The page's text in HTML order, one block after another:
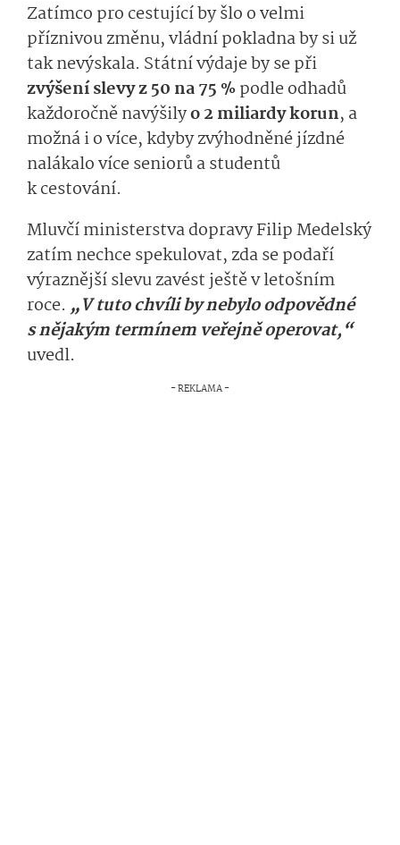
Zatímco pro cestující by šlo o velmi
příznivou změnu, vládní pokladna by si už
tak nevýskala. Státní výdaje by se při
zvýšení slevy z 50 na 75 %podle odhadů
každoročně navýšilyo 2 miliardy korun, a
možná i o více, kdyby zvýhodněné jízdné
nalákalo více seniorů a studentů
k cestování.
Mluvčí ministerstva dopravy Filip Medelský
zatím nechce spekulovat, zda se podaří
výraznější slevu zavést ještě v letošním
roce. „V tuto chvíli by nebylo odpovědné
s nějakým termínem veřejně operovat,“
uvedl.